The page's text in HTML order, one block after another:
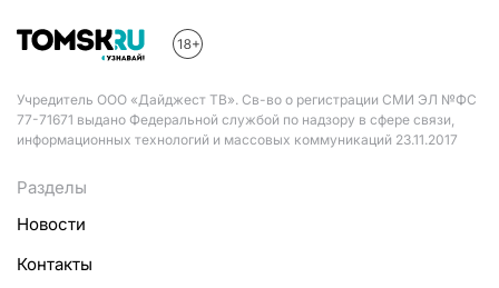
Учредитель ООО «Дайджест ТВ». Св-во о регистрации СМИ ЭЛ №ФС
77-71671 выдано Федеральной службой по надзору в сфере связи,
информационных технологий и массовых коммуникаций 23.11.2017
Разделы
Новости
Контакты